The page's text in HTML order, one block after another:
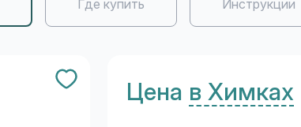
Где купить Инструкции
Цена в Химках